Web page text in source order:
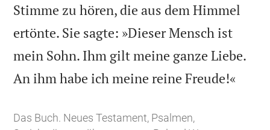
Stimme zu hören, die aus dem Himmel
ertönte. Sie sagte: »Dieser Mensch ist
mein Sohn. Ihm gilt meine ganze Liebe.
An ihm habe ich meine reine Freude!«
Das Buch. Neues Testament, Psalmen,